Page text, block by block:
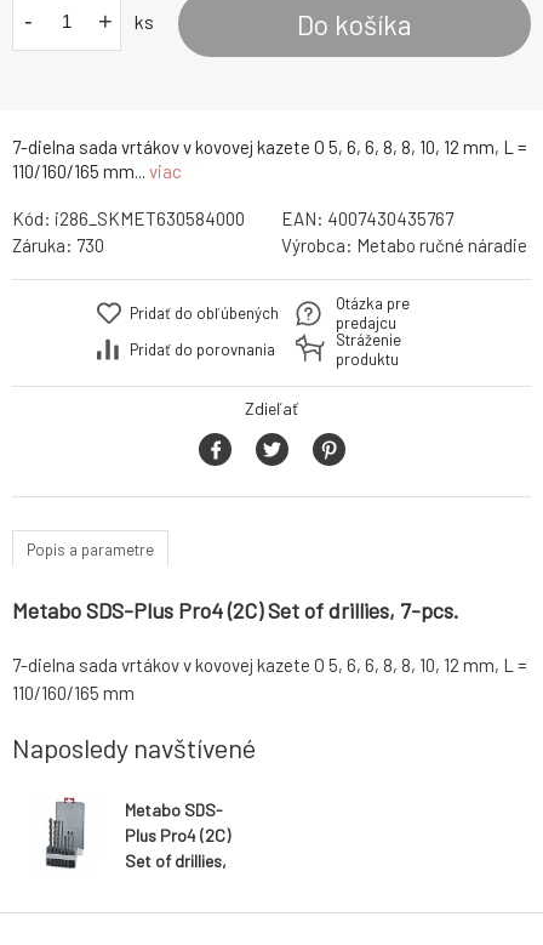
7-dielna sada vrtákov v kovovej kazete O 5, 6, 6, 8, 8, 10, 12 mm, L =
110/160/165 mm... viac
- + ks Do košíka
Kód: i286_SKMET630584000 EAN: 4007430435767
Záruka: 730 Výrobca: Metabo ručné náradie
Pridať do obľúbených
Pridať do porovnania
Otázka pre
predajcu
Stráženie
produktu
Zdieľať
Popis a parametre
Metabo SDS-Plus Pro4 (2C) Set of drillies, 7-pcs.
7-dielna sada vrtákov v kovovej kazete O 5, 6, 6, 8, 8, 10, 12 mm, L =
110/160/165 mm
Naposledy navštívené
Metabo SDS-
Plus Pro4 (2C)
Set of drillies,